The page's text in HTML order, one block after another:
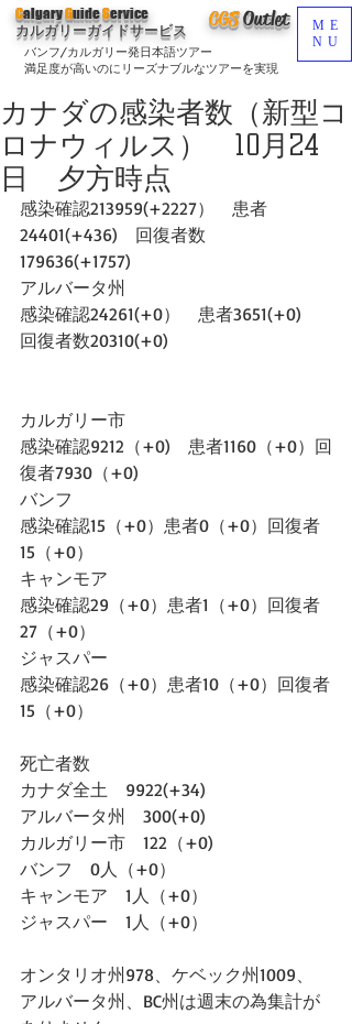
CGSOutlet
バンフ/カルガリー発日本語ツアー
満足度が高いのにリーズナブルなツアーを実現
CalgaryGuideService
カルガリーガイドサービス
ME
NU
カナダの感染者数（新型コ
ロナウィルス） 10月24
日 夕方時点
感染確認213959(+2227）　患者
24401(+436)　回復者数
179636(+1757)
アルバータ州
感染確認24261(+0）　患者3651(+0)
回復者数20310(+0)
カルガリー市
感染確認9212（+0)　患者1160（+0）回
復者7930（+0)
バンフ
感染確認15（+0）患者0（+0）回復者
15（+0）
キャンモア
感染確認29（+0）患者1（+0）回復者
27（+0）
ジャスパー
感染確認26（+0）患者10（+0）回復者
15（+0）
死亡者数
カナダ全土　9922(+34)
アルバータ州　300(+0)
カルガリー市　122（+0)
バンフ　0人（+0）
キャンモア　1人（+0）
ジャスパー　1人（+0）
オンタリオ州978、ケベック州1009、
アルバータ州、BC州は週末の為集計が